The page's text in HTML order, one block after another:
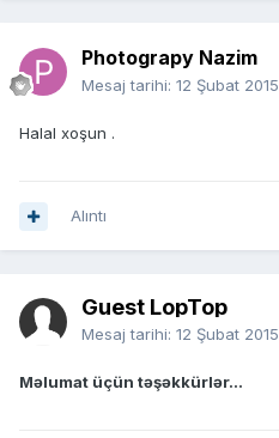
Photograpy Nazim
Mesaj tarihi: 12 Şubat 2015
Halal xoşun .
Alıntı
Guest LopTop
Mesaj tarihi: 12 Şubat 2015
Məlumat üçün təşəkkürlər...